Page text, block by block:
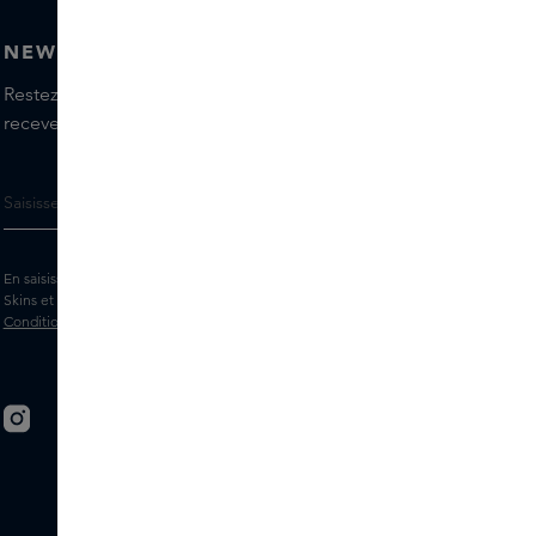
NEWSLETTER
Restez informé(e) des dernières marques et produits,
recevez les conseils de nos Skins Experts.
En saisissant votre adresse e-mail, vous acceptez de recevoir la newsletter
Skins et des messages marketing personnalisés par e-mail. Consultez les
Conditions générales